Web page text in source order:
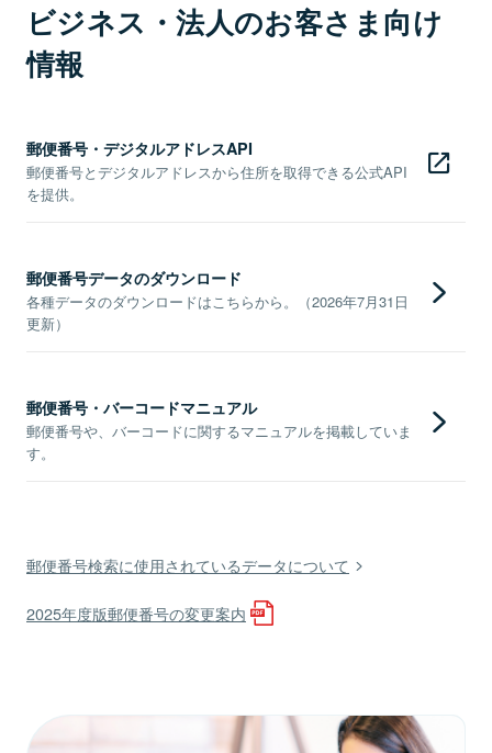
ビジネス・法人のお客さま向け
情報
郵便番号・デジタルアドレスAPI
郵便番号とデジタルアドレスから住所を取得できる公式API
を提供。
郵便番号データのダウンロード
各種データのダウンロードはこちらから。（2026年7月31日
更新）
郵便番号・バーコードマニュアル
郵便番号や、バーコードに関するマニュアルを掲載していま
す。
郵便番号検索に使用されているデータについて
2025年度版郵便番号の変更案内